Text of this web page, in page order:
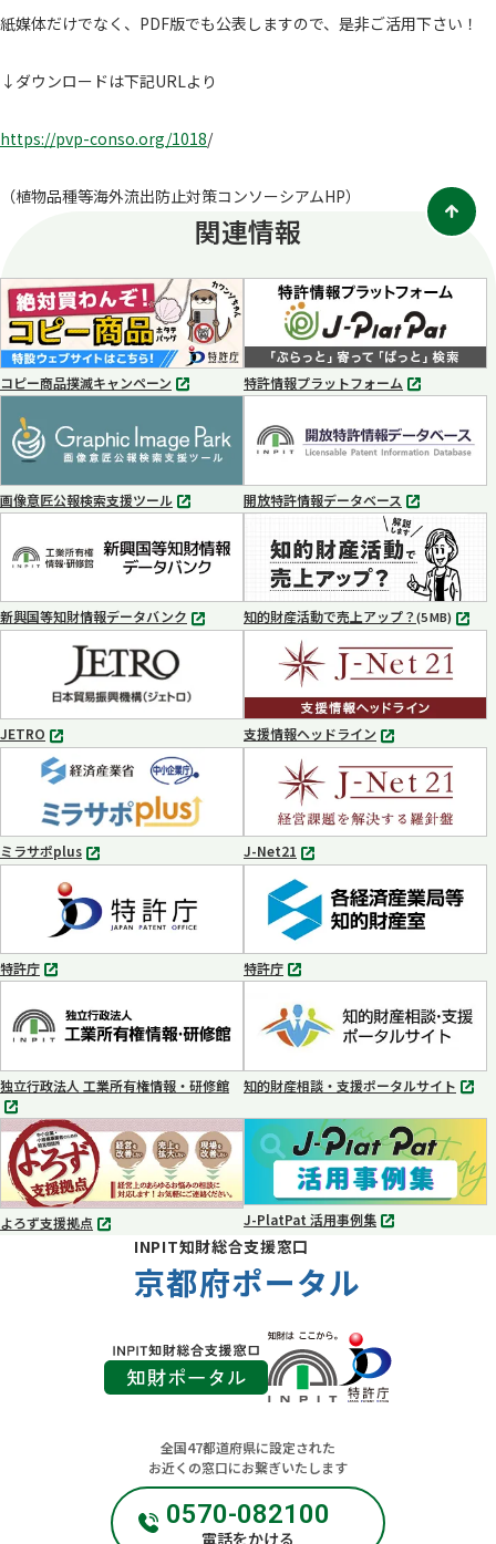
紙媒体だけでなく、PDF版でも公表しますので、是非ご活用下さい！
↓ダウンロードは下記URLより
https://pvp-conso.org/1018/
（植物品種等海外流出防止対策コンソーシアムHP）
関連情報
コピー商品撲滅キャンペーン
別
で
開
く
特許情報プラットフォーム
別
ブ
で
く
画像意匠公報検索支援ツール
別
ブ
で
く
開放特許情報データベース
別
タ
ブ
で
開
く
新興国等知財情報データバンク
別
開
く
知的財産活動で売上アップ？(5 MB) MP4
JETRO
別
タ
ブ
で
開
く
支援情報ヘッドライン
別
タ
ブ
で
開
く
ミラサポplus
別
ブ
で
開
く
J-Net21
別
タ
ブ
で
開
く
特許庁
別
ブ
で
く
特許庁
別
ブ
で
開
く
独立行政法人 工業所有権情報・研修館
別
タ
ブ
で
知的財産相談・支援ポータルサイト
別
タ
開
く
よろず支援拠点
別
J-PlatPat 活用事例集
別
INPIT知財総合支援窓口
京都府ポータル
全国47都道府県に設定された
お近くの窓口にお繋ぎいたします
0570-082100
電話をかける